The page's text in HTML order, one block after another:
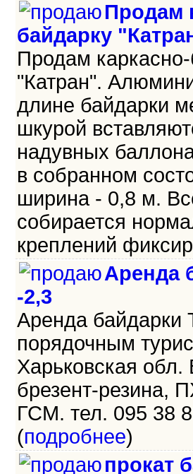
Продам
байдарку
Продам
"Катран".
длине байдарки
шкурой
надувных
в собранном
ширина - 0,8 м.
собирается
креплений
Аренда
-2,3
Аренда байдарки
порядочным
Харьковская
брезент-резина,
ГСМ. тел. 095 38
(подробнее)
прокат